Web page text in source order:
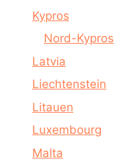
Kypros
Nord-Kypros
Latvia
Liechtenstein
Litauen
Luxembourg
Malta